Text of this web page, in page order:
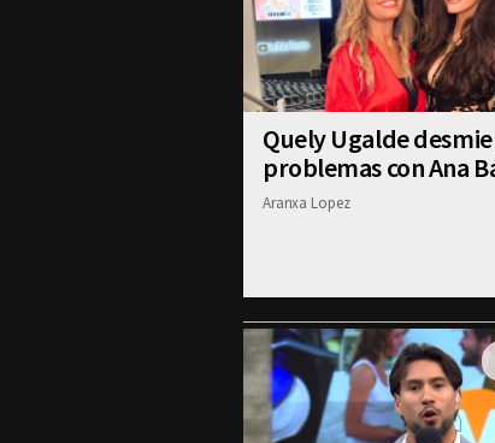
Quely Ugalde
problemas con Ana
Aranxa Lopez